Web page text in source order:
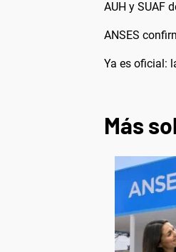
AUH y SUAF
ANSES
Ya es oficial:
Más